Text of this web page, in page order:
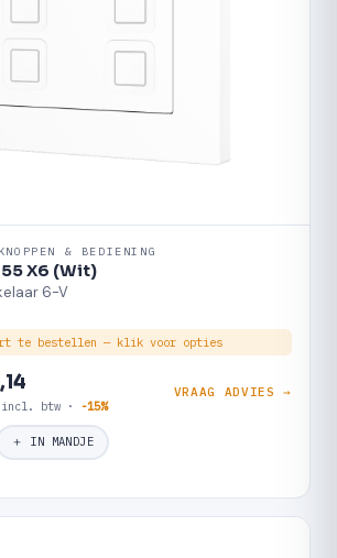
& BEDIENING
X6 (Wit)
6-V
te bestellen — klik voor opties
incl. btw · -15%
VRAAG ADVIES →
＋ IN MANDJE